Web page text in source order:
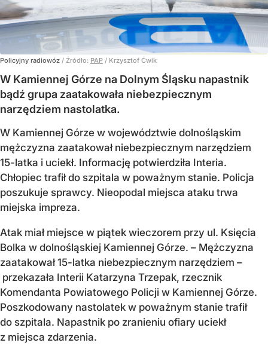
Policyjny radiowóz / Źródło: PAP / Krzysztof Ćwik
W Kamiennej Górze na Dolnym Śląsku napastnik
bądź grupa zaatakowała niebezpiecznym
narzędziem nastolatka.
W Kamiennej Górze w województwie dolnośląskim
mężczyzna zaatakował niebezpiecznym narzędziem
15-latka i uciekł. Informację potwierdziła Interia.
Chłopiec trafił do szpitala w poważnym stanie. Policja
poszukuje sprawcy. Nieopodal miejsca ataku trwa
miejska impreza.
Atak miał miejsce w piątek wieczorem przy ul. Księcia
Bolka w dolnośląskiej Kamiennej Górze. – Mężczyzna
zaatakował 15-latka niebezpiecznym narzędziem –
przekazała Interii Katarzyna Trzepak, rzecznik
Komendanta Powiatowego Policji w Kamiennej Górze.
Poszkodowany nastolatek w poważnym stanie trafił
do szpitala. Napastnik po zranieniu ofiary uciekł
z miejsca zdarzenia.